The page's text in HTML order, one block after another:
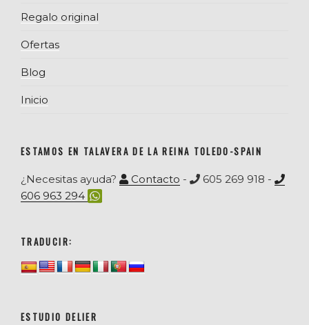
Regalo original
Ofertas
Blog
Inicio
ESTAMOS EN TALAVERA DE LA REINA TOLEDO-SPAIN
¿Necesitas ayuda? Contacto -
605 269 918 -
606 963 294
TRADUCIR:
ESTUDIO DELIER